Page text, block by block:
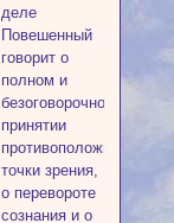
деле
Повешенный
говорит о
полном и
безоговорочном
принятии
противоположной
точки зрения,
о перевороте
сознания и о